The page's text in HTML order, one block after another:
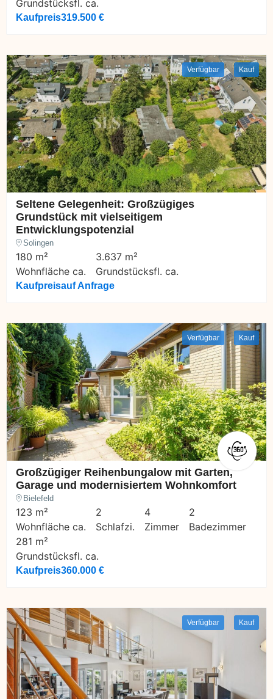
Grundstücksfl. ca.
Kaufpreis319.500 €
Verfügbar Kauf
Seltene Gelegenheit: Großzügiges
Grundstück mit vielseitigem
Entwicklungspotenzial
Solingen
180 m²
Wohnfläche ca.
3.637 m²
Grundstücksfl. ca.
Kaufpreisauf Anfrage
Verfügbar Kauf
Großzügiger Reihenbungalow mit Garten,
Garage und modernisiertem Wohnkomfort
Bielefeld
123 m²
Wohnfläche ca.
2
Schlafzi.
4
Zimmer
2
Badezimmer
281 m²
Grundstücksfl. ca.
Kaufpreis360.000 €
Verfügbar Kauf